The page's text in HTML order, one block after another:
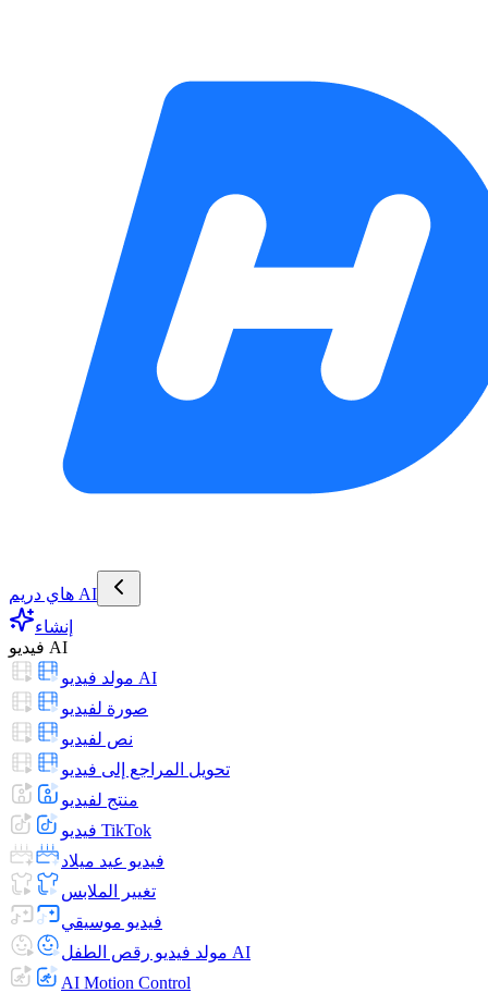
هاي دريم AI
إنشاء
فيديو AI
مولد فيديو AI
صورة لفيديو
نص لفيديو
تحويل المراجع إلى فيديو
منتج لفيديو
فيديو TikTok
فيديو عيد ميلاد
تغيير الملابس
فيديو موسيقي
مولد فيديو رقص الطفل AI
AI Motion Control